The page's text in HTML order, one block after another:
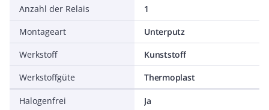
Anzahl der Relais
1
Montageart
Unterputz
Werkstoff
Kunststoff
Werkstoffgüte
Thermoplast
Halogenfrei
Ja